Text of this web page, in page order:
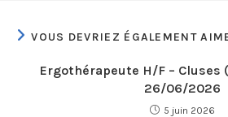
VOUS DEVRIEZ ÉGALEMENT
Ergothérapeute H/F – Cluses
26/06/2026
5 juin 2026